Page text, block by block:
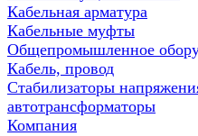
Кабельная арматура
Кабельные муфты
Общепромышленное
Кабель, провод
Стабилизаторы
автотрансформаторы
Компания